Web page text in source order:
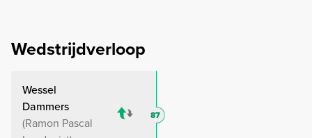
Wedstrijdverloop
Wessel
Dammers
Ramon Pascal
87